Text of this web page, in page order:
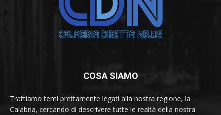
COSA SIAMO
Trattiamo temi prettamente legati alla nostra regione, la
Calabria, cercando di descrivere tutte le realtà della nostra